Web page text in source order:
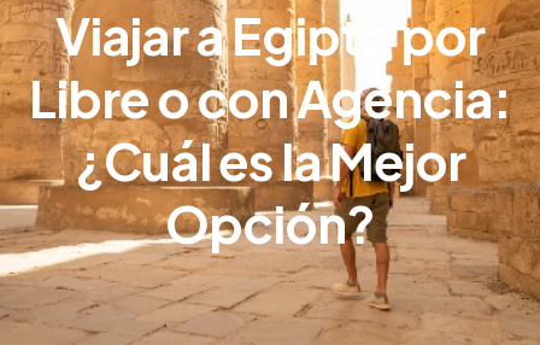
Viajar a Egipto por
Libre o con Agencia:
¿Cuál es la Mejor
Opción?